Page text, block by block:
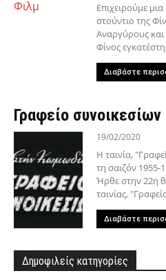
Επιχειρούμε
στούντιο της
Αναργύρους
Φίνος
Διαβάστε
Γραφείο
19/02/2020
Η ταινία,
τη σαιζόν 1955-
Ήρθε στην 22η
ταινίας,
Διαβάστε
Δημοφιλείς κατηγορίες